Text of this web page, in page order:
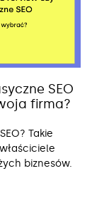
SEO
firma?
Takie
biznesów.